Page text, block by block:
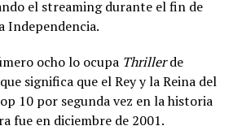
el streaming durante el fin de
Independencia.
ocho lo ocupa Thrillerde
significa que el Rey y la Reina del
10 por segunda vez en la historia
fue en diciembre de 2001.